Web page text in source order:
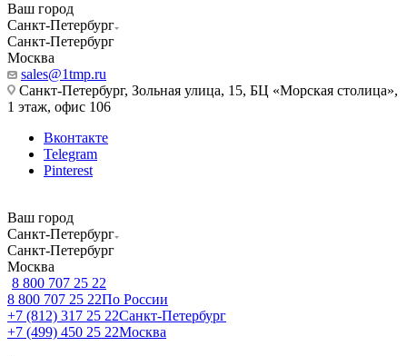
Ваш город
Санкт-Петербург
Санкт-Петербург
Москва
sales@1tmp.ru
Санкт-Петербург, Зольная улица, 15, БЦ «Морская столица»,
1 этаж, офис 106
Вконтакте
Telegram
Pinterest
Ваш город
Санкт-Петербург
Санкт-Петербург
Москва
8 800 707 25 22
8 800 707 25 22По России
+7 (812) 317 25 22Санкт-Петербург
+7 (499) 450 25 22Москва